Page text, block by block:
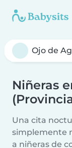
Niñeras
Una cita
simplemente
a niñeras de